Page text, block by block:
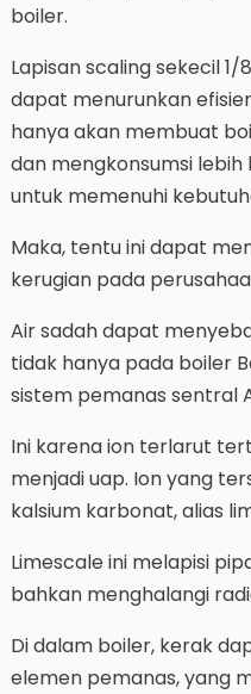
boiler.
Lapisan scaling sekecil
dapat menurunkan
hanya akan membuat
dan mengkonsumsi
untuk memenuhi
Maka, tentu ini dapat
kerugian pada
Air sadah dapat
tidak hanya pada boiler
sistem pemanas sentral
Ini karena ion terlarut
menjadi uap. Ion yang
kalsium karbonat, alias
Limescale ini melapisi
bahkan menghalangi
Di dalam boiler, kerak
elemen pemanas, yang